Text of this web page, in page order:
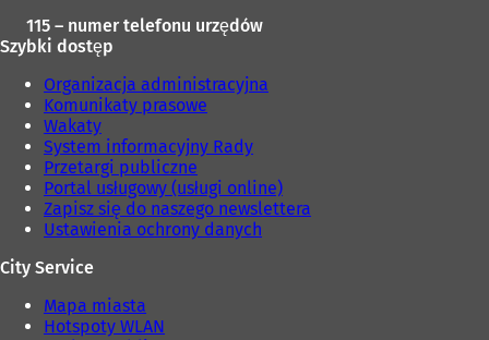
115 – numer telefonu urzędów
Szybki dostęp
Organizacja administracyjna
Komunikaty prasowe
Wakaty
System informacyjny Rady
Przetargi publiczne
Portal usługowy (usługi online)
Zapisz się do naszego newslettera
Ustawienia ochrony danych
City Service
Mapa miasta
Hotspoty WLAN